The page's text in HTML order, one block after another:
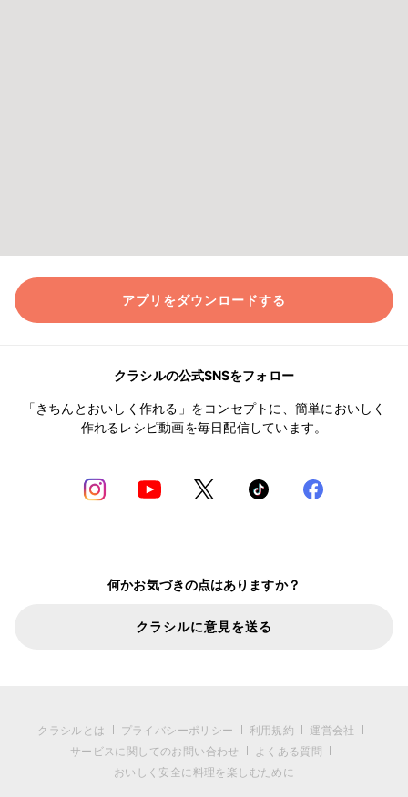
アプリをダウンロードする
クラシルの公式SNSをフォロー
「きちんとおいしく作れる」をコンセプトに、簡単においしく
作れるレシピ動画を毎日配信しています。
何かお気づきの点はありますか？
クラシルに意見を送る
クラシルとは プライバシーポリシー 利用規約
運営会社
サービスに関してのお問い合わせ
よくある質問
おいしく安全に料理を楽しむために